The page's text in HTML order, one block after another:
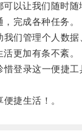
可以让我们随时
完成各种任务。
们管理个人数据
更加有条不紊。
登录这一便捷工
捷生活！。